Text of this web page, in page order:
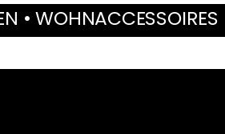
WOHNACCESSOIRES •